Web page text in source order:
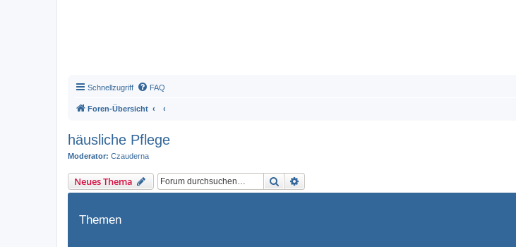
Schnellzugriff FAQ
Foren-Übersicht
häusliche Pflege
Moderator: Czauderna
Neues Thema Suche
Themen